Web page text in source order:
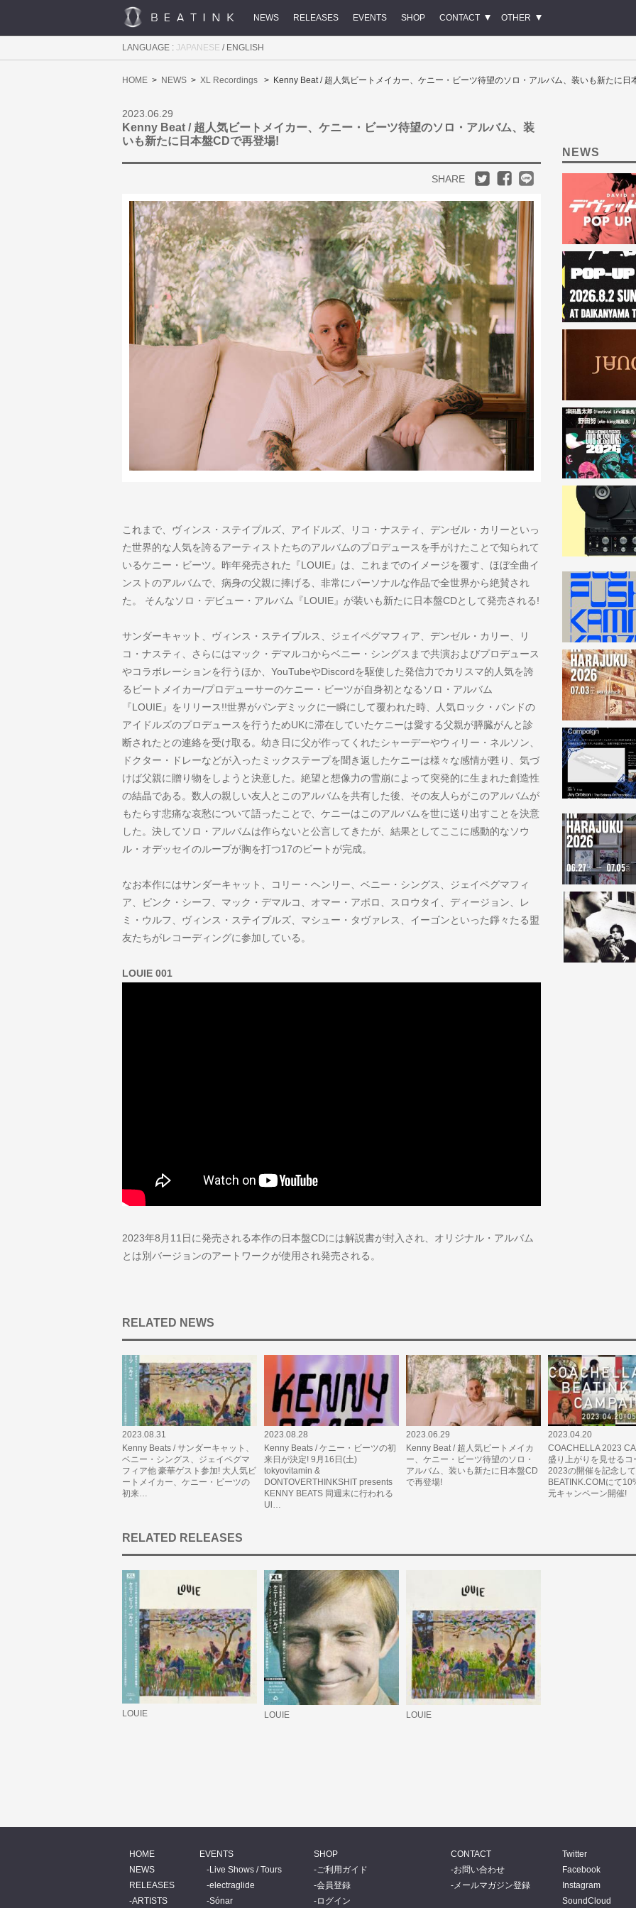
NEWS RELEASES EVENTS SHOP CONTACT OTHER
LANGUAGE : JAPANESE / ENGLISH
HOME NEWS XL Recordings Kenny Beat / 超人気ビートメイカー、ケニー・ビーツ待望のソロ・アルバム、装いも新たに日
2023.06.29
Kenny Beat / 超人気ビートメイカー、ケニー・ビーツ待望のソロ・アルバム、装
いも新たに日本盤CDで再登場!
SHARE
これまで、ヴィンス・ステイプルズ、アイドルズ、リコ・ナスティ、デンゼル・カリーといっ
た世界的な人気を誇るアーティストたちのアルバムのプロデュースを手がけたことで知られて
いるケニー・ビーツ。昨年発売された『LOUIE』は、これまでのイメージを覆す、ほぼ全曲イ
ンストのアルバムで、病身の父親に捧げる、非常にパーソナルな作品で全世界から絶賛され
た。 そんなソロ・デビュー・アルバム『LOUIE』が装いも新たに日本盤CDとして発売される!
サンダーキャット、ヴィンス・ステイプルス、ジェイペグマフィア、デンゼル・カリー、リ
コ・ナスティ、さらにはマック・デマルコからベニー・シングスまで共演およびプロデュース
やコラボレーションを行うほか、YouTubeやDiscordを駆使した発信力でカリスマ的人気を誇
るビートメイカー/プロデューサーのケニー・ビーツが自身初となるソロ・アルバム
『LOUIE』をリリース!!世界がパンデミックに一瞬にして覆われた時、人気ロック・バンドの
アイドルズのプロデュースを行うためUKに滞在していたケニーは愛する父親が膵臓がんと診
断されたとの連絡を受け取る。幼き日に父が作ってくれたシャーデーやウィリー・ネルソン、
ドクター・ドレーなどが入ったミックステープを聞き返したケニーは様々な感情が甦り、気づ
けば父親に贈り物をしようと決意した。絶望と想像力の雪崩によって突発的に生まれた創造性
の結晶である。数人の親しい友人とこのアルバムを共有した後、その友人らがこのアルバムが
もたらす悲痛な哀愁について語ったことで、ケニーはこのアルバムを世に送り出すことを決意
した。決してソロ・アルバムは作らないと公言してきたが、結果としてここに感動的なソウ
ル・オデッセイのループが胸を打つ17のビートが完成。
なお本作にはサンダーキャット、コリー・ヘンリー、ベニー・シングス、ジェイペグマフィ
ア、ピンク・シーフ、マック・デマルコ、オマー・アポロ、スロウタイ、ディージョン、レ
ミ・ウルフ、ヴィンス・ステイプルズ、マシュー・タヴァレス、イーゴンといった錚々たる盟
友たちがレコーディングに参加している。
LOUIE 001
2023年8月11日に発売される本作の日本盤CDには解説書が封入され、オリジナル・アルバム
とは別バージョンのアートワークが使用され発売される。
NEWS
RELATED NEWS
2023.08.31
Kenny Beats / サンダーキャット、
ベニー・シングス、ジェイペグマ
フィア他 豪華ゲスト参加! 大人気ビ
ートメイカー、ケニー・ビーツの
初来…
2023.08.28
Kenny Beats / ケニー・ビーツの初
来日が決定! 9月16日(土)
tokyovitamin &
DONTOVERTHINKSHIT presents
KENNY BEATS 同週末に行われる
Ul…
2023.06.29
Kenny Beat / 超人気ビートメイカ
ー、ケニー・ビーツ待望のソロ・
アルバム、装いも新たに日本盤CD
で再登場!
2023.04.20
COACHELLA 2023
盛り上がりを見せるコ
2023の開催を記念し
BEATINK.COMにて
元キャンペーン開催!
RELATED RELEASES
LOUIE LOUIE LOUIE
HOME
NEWS
RELEASES
ARTISTS
EVENTS
Live Shows / Tours
electraglide
Sónar
SHOP
ご利用ガイド
会員登録
ログイン
CONTACT
お問い合わせ
メールマガジン登録
Twitter
Facebook
Instagram
SoundCloud